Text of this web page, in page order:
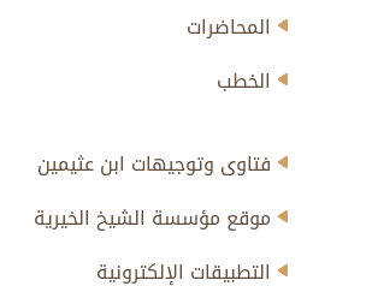
المحاضرات
الخطب
فتاوى وتوجيهات ابن عثيمين
موقع مؤسسة الشيخ الخيرية
التطبيقات الإلكترونية